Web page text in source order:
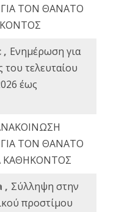
ΤΟΝ ΘΑΝΑΤΟ
, Ενημέρωση για
του τελευταίου
έως
ΤΟΝ ΘΑΝΑΤΟ
ΚΑΘΗΚΟΝΤΟΣ
, Σύλληψη στην
προστίμου